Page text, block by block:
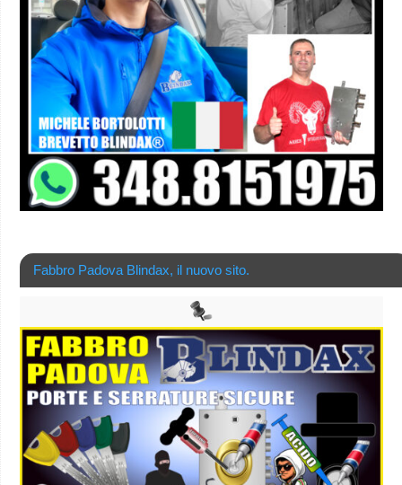
Fabbro Padova Blindax, il nuovo sito.